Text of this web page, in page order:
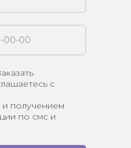
с
и получением
по смс и